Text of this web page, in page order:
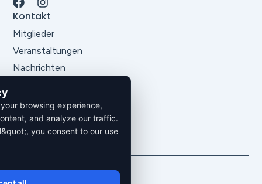
Kontakt
Mitglieder
Veranstaltungen
Nachrichten
Impressum
Datenschutz
browsing experience,
and analyze our traffic.
you consent to our use